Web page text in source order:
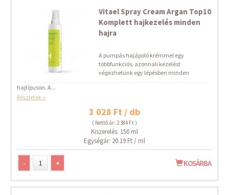
Vitael Spray Cream Argan Top10
Komplett hajkezelés minden
hajra
A pumpás hajápoló krémmel egy
többfunkciós, azonnali kezelést
végezhetünk egy lépésben minden
hajtípuson. A...
Részletek »
3 028 Ft / db
( Nettó ár: 2 384 Ft )
Kiszerelés: 150 ml
Egységár: 20.19 Ft / ml
- + KOSÁRBA